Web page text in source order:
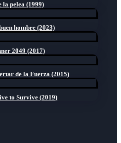
la pelea (1999)
hombre (2023)
2049 (2017)
de la Fuerza (2015)
to Survive (2019)